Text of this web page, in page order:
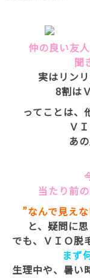
仲の良い友
聞
実はリン
8割は
ってことは、
Ｖ
あ
当たり前
”なんで見え
と、疑問に
でも、ＶＩＯ脱
まず
生理中や、暑い